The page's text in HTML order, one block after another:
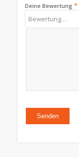
Deine Bewertung *